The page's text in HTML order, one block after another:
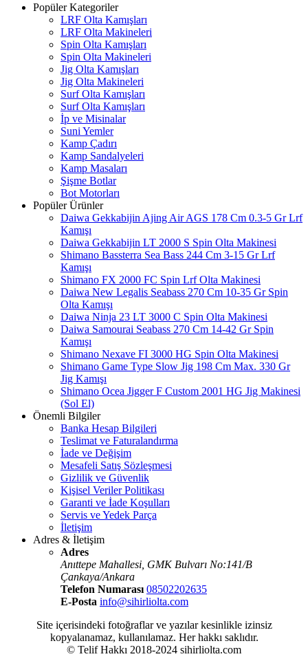
Popüler Kategoriler
LRF Olta Kamışları
LRF Olta Makineleri
Spin Olta Kamışları
Spin Olta Makineleri
Jig Olta Kamışları
Jig Olta Makineleri
Surf Olta Kamışları
Surf Olta Kamışları
İp ve Misinalar
Suni Yemler
Kamp Çadırı
Kamp Sandalyeleri
Kamp Masaları
Şişme Botlar
Bot Motorları
Popüler Ürünler
Daiwa Gekkabijin Ajing Air AGS 178 Cm 0.3-5 Gr Lrf
Kamışı
Daiwa Gekkabijin LT 2000 S Spin Olta Makinesi
Shimano Bassterra Sea Bass 244 Cm 3-15 Gr Lrf
Kamışı
Shimano FX 2000 FC Spin Lrf Olta Makinesi
Daiwa New Legalis Seabass 270 Cm 10-35 Gr Spin
Olta Kamışı
Daiwa Ninja 23 LT 3000 C Spin Olta Makinesi
Daiwa Samourai Seabass 270 Cm 14-42 Gr Spin
Kamışı
Shimano Nexave FI 3000 HG Spin Olta Makinesi
Shimano Game Type Slow Jig 198 Cm Max. 330 Gr
Jig Kamışı
Shimano Ocea Jigger F Custom 2001 HG Jig Makinesi
(Sol El)
Önemli Bilgiler
Banka Hesap Bilgileri
Teslimat ve Faturalandırma
İade ve Değişim
Mesafeli Satış Sözleşmesi
Gizlilik ve Güvenlik
Kişisel Veriler Politikası
Garanti ve İade Koşulları
Servis ve Yedek Parça
İletişim
Adres & İletişim
Adres
Anıttepe Mahallesi, GMK Bulvarı No:141/B
Çankaya/Ankara
Telefon Numarası 08502202635
E-Posta info@sihirliolta.com
Site içerisindeki fotoğraflar ve yazılar kesinlikle izinsiz
kopyalanamaz, kullanılamaz. Her hakkı saklıdır.
© Telif Hakkı 2018-2024 sihirliolta.com